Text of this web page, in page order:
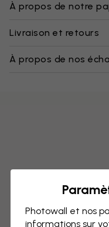
À propos de notre
Livraison et retours
À propos de nos
Photowall et nos
informations sur